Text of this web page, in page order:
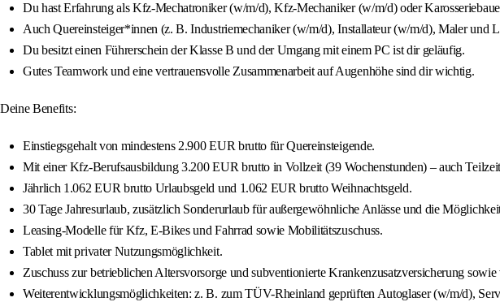
Du hast Erfahrung als Kfz-Mechatroniker (w/m/d), Kfz-Mechaniker (w/m/d) oder
Auch Quereinsteiger*innen (z. B. Industriemechaniker (w/m/d), Installateur (w/m/d), Maler
Du besitzt einen Führerschein der Klasse B und der Umgang mit einem PC ist dir geläufig.
Gutes Teamwork und eine vertrauensvolle Zusammenarbeit auf Augenhöhe sind dir wichtig.
Deine Benefits:
Einstiegsgehalt von mindestens 2.900 EUR brutto für Quereinsteigende.
Mit einer Kfz-Berufsausbildung 3.200 EUR brutto in Vollzeit (39 Wochenstunden) – auch
Jährlich 1.062 EUR brutto Urlaubsgeld und 1.062 EUR brutto Weihnachtsgeld.
30 Tage Jahresurlaub, zusätzlich Sonderurlaub für außergewöhnliche Anlässe und die
Leasing-Modelle für Kfz, E-Bikes und Fahrrad sowie Mobilitätszuschuss.
Tablet mit privater Nutzungsmöglichkeit.
Zuschuss zur betrieblichen Altersvorsorge und subventionierte Krankenzusatzversicherung
Weiterentwicklungsmöglichkeiten: z. B. zum TÜV-Rheinland geprüften Autoglaser (w/m/d),